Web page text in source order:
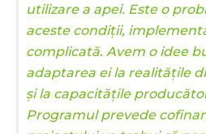
utilizare a apei. Este o
aceste condiții,
complicată. Avem o idee
adaptarea ei la realitățile
și la capacitățile
Programul prevede